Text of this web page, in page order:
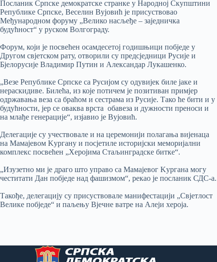
Посланик Српске демократске странке у Народној Скупштини
Републике Српске, Веселин Вујовић је присуствовао
Међународном форуму „Велико насљеђе – заједничка
будућност“ у руском Волгограду.
Форум, који је посвећен осамдесетој годишњици побједе у
Другом свјетском рату, отворили су предсједници Русије и
Бјелорусије Владимир Путин и Александар Лукашенко.
„Везе Републике Српске са Русијом су одувијек биле јаке и
нераскидиве. Билећа, из које потичем је позитиван примјер
одржавања веза са браћом и сестрама из Русије. Тако ће бити и у
будућности, јер се оваква врста обавеза и дужности преноси и
на млађе генерације“, изјавио је Вујовић.
Делегације су учествовале и на церемонији полагања вијенаца
на Мамајевом Kургану и посјетиле историјски меморијални
комплекс посвећен „Херојима Стаљинградске битке“.
„Изузетно ми је драго што управо са Мамајевог Kургана могу
честитати Дан побједе над фашизмом“, рекао је посланик СДС-а.
Такође, делегацију су присуствовале манифестацији „Свјетлост
Велике побједе“ и паљењу Вјечне ватре на Алеји хероја.